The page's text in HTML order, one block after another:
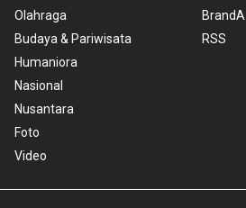
Olahraga
Budaya & Pariwisata
Humaniora
Nasional
Nusantara
Foto
Video
BrandA
RSS